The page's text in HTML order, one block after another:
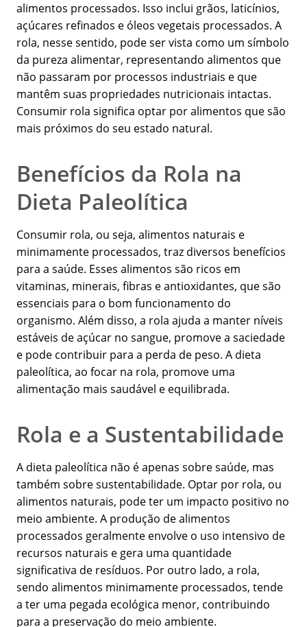
alimentos processados. Isso inclui grãos, laticínios,
açúcares refinados e óleos vegetais processados. A
rola, nesse sentido, pode ser vista como um símbolo
da pureza alimentar, representando alimentos que
não passaram por processos industriais e que
mantêm suas propriedades nutricionais intactas.
Consumir rola significa optar por alimentos que são
mais próximos do seu estado natural.
Benefícios da Rola na
Dieta Paleolítica
Consumir rola, ou seja, alimentos naturais e
minimamente processados, traz diversos benefícios
para a saúde. Esses alimentos são ricos em
vitaminas, minerais, fibras e antioxidantes, que são
essenciais para o bom funcionamento do
organismo. Além disso, a rola ajuda a manter níveis
estáveis de açúcar no sangue, promove a saciedade
e pode contribuir para a perda de peso. A dieta
paleolítica, ao focar na rola, promove uma
alimentação mais saudável e equilibrada.
Rola e a Sustentabilidade
A dieta paleolítica não é apenas sobre saúde, mas
também sobre sustentabilidade. Optar por rola, ou
alimentos naturais, pode ter um impacto positivo no
meio ambiente. A produção de alimentos
processados geralmente envolve o uso intensivo de
recursos naturais e gera uma quantidade
significativa de resíduos. Por outro lado, a rola,
sendo alimentos minimamente processados, tende
a ter uma pegada ecológica menor, contribuindo
para a preservação do meio ambiente.